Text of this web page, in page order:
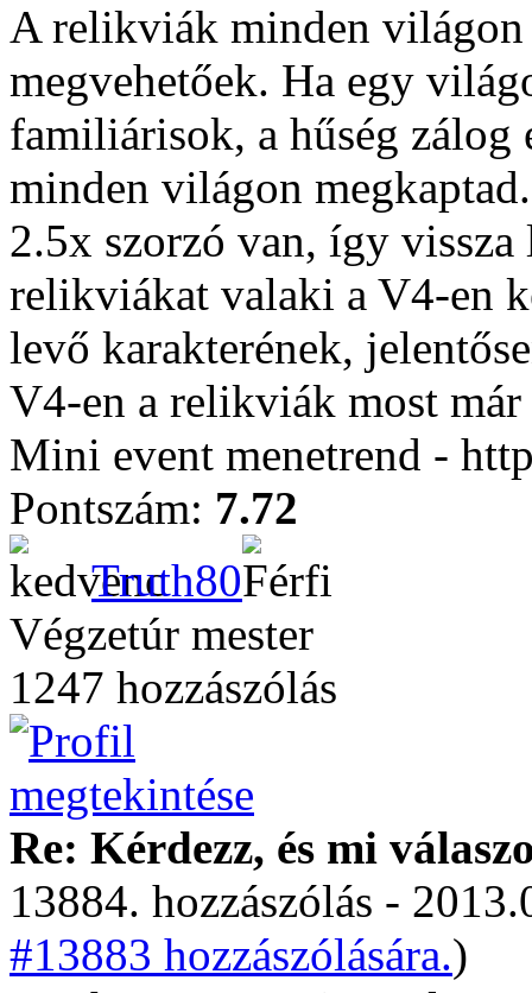
A relikviák minden
megvehetőek. Ha egy
familiárisok, a hűség zálog
minden világon
2.5x szorzó van, így
relikviákat valaki a V4-en
levő karakterének,
V4-en a relikviák most
Mini event menetrend -
Pontszám: 7.72
Truth80
Végzetúr mester
1247 hozzászólás
Re: Kérdezz, és mi
13884. hozzászólás -
#13883 hozzászólására.)